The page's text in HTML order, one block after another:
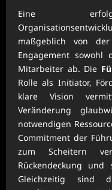
Eine
maßgeblich von
Engagement sowohl
Mitarbeiter ab. Die
Rolle als Initiator,
klare Vision
Veränderung
notwendigen
Commitment der
zum Scheitern
Rückendeckung und
Gleichzeitig sind